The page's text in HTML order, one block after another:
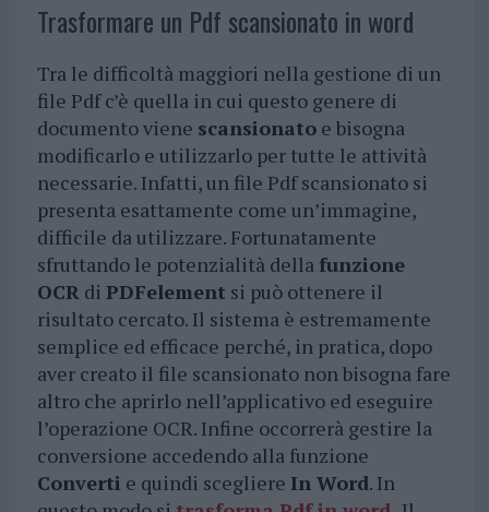
Trasformare un Pdf scansionato in word
Tra le difficoltà maggiori nella gestione di un
file Pdf c’è quella in cui questo genere di
documento viene scansionatoe bisogna
modificarlo e utilizzarlo per tutte le attività
necessarie. Infatti, un file Pdf scansionato si
presenta esattamente come un’immagine,
difficile da utilizzare. Fortunatamente
sfruttando le potenzialità della funzione
OCRdi PDFelement si può ottenere il
risultato cercato. Il sistema è estremamente
semplice ed efficace perché, in pratica, dopo
aver creato il file scansionato non bisogna fare
altro che aprirlo nell’applicativo ed eseguire
l’operazione OCR. Infine occorrerà gestire la
conversione accedendo alla funzione
Converti e quindi scegliere In Word. In